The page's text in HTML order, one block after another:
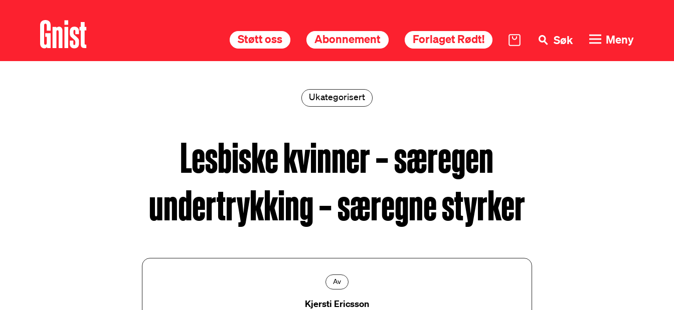
Støtt oss Abonnement Forlaget Rødt! Søk Meny
Ukategorisert
Lesbiske kvinner – særegen
undertrykking – særegne styrker
Av
Kjersti Ericsson